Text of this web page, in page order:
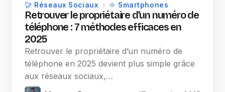
Réseaux Sociaux Smartphones
Retrouver le propriétaire d’un numéro de
téléphone : 7 méthodes efficaces en
2025
Retrouver le propriétaire d’un numéro de
téléphone en 2025 devient plus simple grâce
aux réseaux sociaux,…